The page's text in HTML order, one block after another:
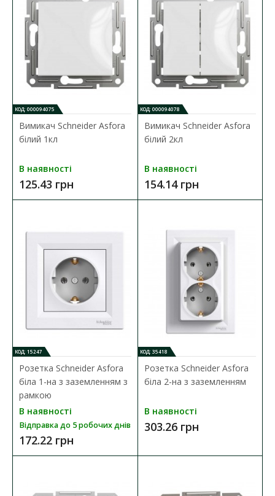
Вимикач Schneider Asfora антрацит 2кл
Механізм вимикача Schneider Asfora призначений для
управління (вмикання/вимикання) однієї групи світ..
238.38 грн
В порівняння
В закладки
КОД: 000094075
Вимикач Schneider Asfora
білий 1кл
В наявності
125.43 грн
КОД: 000094078
Вимикач Schneider Asfora
білий 2кл
В наявності
154.14 грн
КОД: 15247
Розетка Schneider Asfora
біла 1-на з заземленням з
рамкою
В наявності
Відправка до 5 робочих днів
172.22 грн
КОД: 35418
Розетка Schneider Asfora
біла 2-на з заземленням
В наявності
303.26 грн